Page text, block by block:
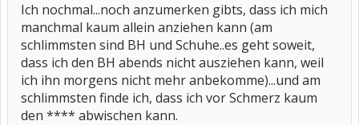
Ich nochmal...noch anzumerken gibts, dass ich mich
manchmal kaum allein anziehen kann (am
schlimmsten sind BH und Schuhe..es geht soweit,
dass ich den BH abends nicht ausziehen kann, weil
ich ihn morgens nicht mehr anbekomme)...und am
schlimmsten finde ich, dass ich vor Schmerz kaum
den **** abwischen kann.